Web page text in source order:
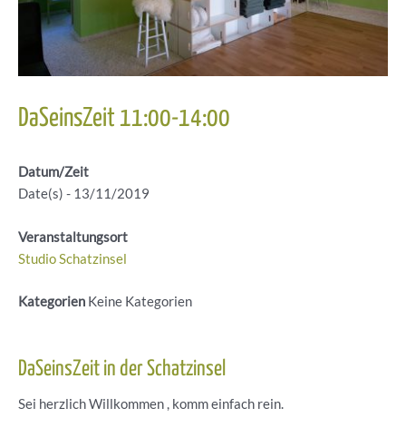
DaSeinsZeit 11:00-14:00
Datum/Zeit
Date(s) - 13/11/2019
Veranstaltungsort
Studio Schatzinsel
Kategorien Keine Kategorien
DaSeinsZeit in der Schatzinsel
Sei herzlich Willkommen , komm einfach rein.